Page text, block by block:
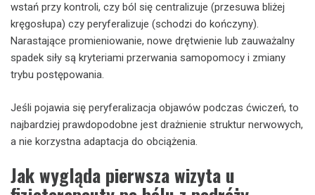
wstań przy kontroli, czy ból się centralizuje (przesuwa bliżej
kręgosłupa) czy peryferalizuje (schodzi do kończyny).
Narastające promieniowanie, nowe drętwienie lub zauważalny
spadek siły są kryteriami przerwania samopomocy i zmiany
trybu postępowania.
Jeśli pojawia się peryferalizacja objawów podczas ćwiczeń, to
najbardziej prawdopodobne jest drażnienie struktur nerwowych,
a nie korzystna adaptacja do obciążenia.
Jak wygląda pierwsza wizyta u